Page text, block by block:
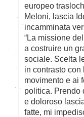
europeo
Meloni, lascia
incamminata
“La missione
a costruire un
sociale. Scelta
in contrasto
movimento e ai
politica. Prendo
e doloroso
fatte, mi